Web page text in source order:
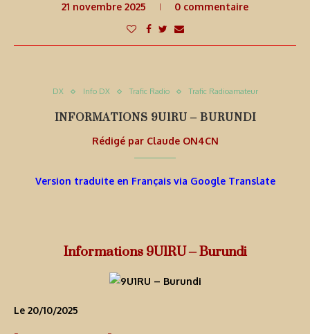
21 novembre 2025 0 commentaire
DX Info DX Trafic Radio Trafic Radioamateur
INFORMATIONS 9U1RU – BURUNDI
Rédigé par Claude ON4CN
Version traduite en Français via Google Translate
Informations 9U1RU – Burundi
Le 20/10/2025